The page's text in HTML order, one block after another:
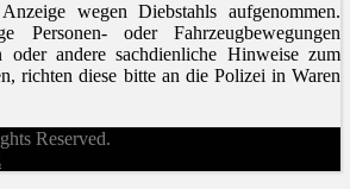
wegen Diebstahls aufgenommen.
Personen- oder Fahrzeugbewegungen
oder andere sachdienliche Hinweise zum
richten diese bitte an die Polizei in Waren
Reserved.